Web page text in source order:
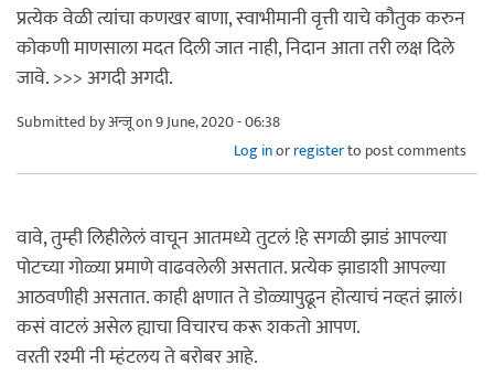
प्रत्येक वेळी त्यांचा कणखर बाणा, स्वाभीमानी वृत्ती याचे कौतुक करुन
कोकणी माणसाला मदत दिली जात नाही, निदान आता तरी लक्ष दिले
जावे. >>> अगदी अगदी.
Submitted byअन्जूon 9 June, 2020 - 06:38
Log inorregisterto post comments
वावे, तुम्ही लिहीलेलं वाचून आतमध्ये तुटलं !हे सगळी झाडं आपल्या
पोटच्या गोळ्या प्रमाणे वाढवलेली असतात. प्रत्येक झाडाशी आपल्या
आठवणीही असतात. काही क्षणात ते डोळ्यापुढून होत्याचं नव्हतं झालं।
कसं वाटलं असेल ह्याचा विचारच करू शकतो आपण.
वरती रश्मी नी म्हंटलय ते बरोबर आहे.